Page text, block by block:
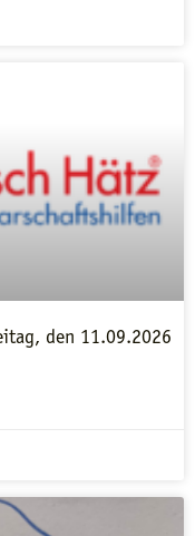
den 11.09.2026